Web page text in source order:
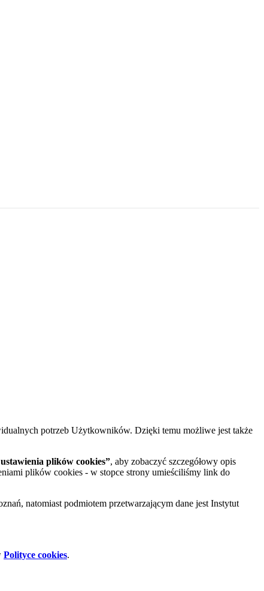
potrzeb Użytkowników. Dzięki temu możliwe jest także
plików cookies”, aby zobaczyć szczegółowy opis
plików cookies - w stopce strony umieściliśmy link do
natomiast podmiotem przetwarzającym dane jest Instytut
Polityce cookies.